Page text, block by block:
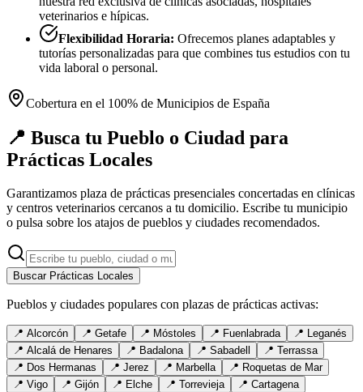
veterinarios e hípicas.
Flexibilidad Horaria: Ofrecemos planes adaptables y
tutorías personalizadas para que combines tus estudios con tu
vida laboral o personal.
Cobertura en el 100% de Municipios de España
📍 Busca tu Pueblo o Ciudad para
Prácticas Locales
Garantizamos plaza de prácticas presenciales concertadas en clínicas
y centros veterinarios cercanos a tu domicilio. Escribe tu municipio
o pulsa sobre los atajos de pueblos y ciudades recomendados.
Buscar Prácticas Locales
Pueblos y ciudades populares con plazas de prácticas activas:
📍 Alcorcón 📍 Getafe 📍 Móstoles 📍 Fuenlabrada 📍 Leganés
📍 Alcalá de Henares 📍 Badalona 📍 Sabadell 📍 Terrassa
📍 Dos Hermanas 📍 Jerez 📍 Marbella 📍 Roquetas de Mar
📍 Vigo 📍 Gijón 📍 Elche 📍 Torrevieja 📍 Cartagena